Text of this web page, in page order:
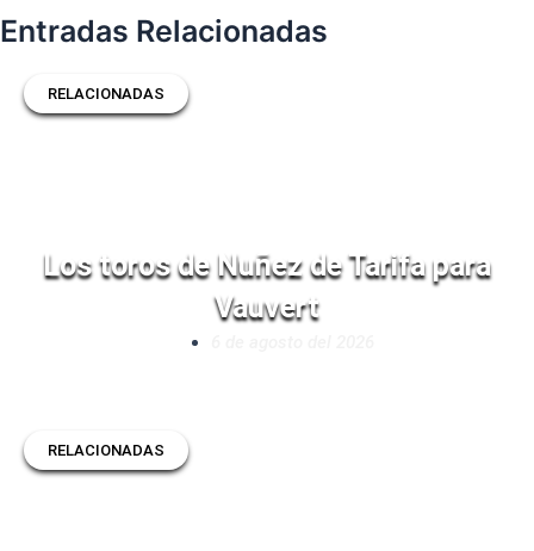
Entradas Relacionadas
RELACIONADAS
Los toros de Nuñez de Tarifa para
Vauvert
RELACIONADAS